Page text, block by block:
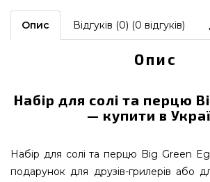
Опис Відгуків (0) (0 відгуків)
Опис
Набір для солі та перцю
— купити в
Набір для солі та перцю Big Green
подарунок для друзів-грилерів або